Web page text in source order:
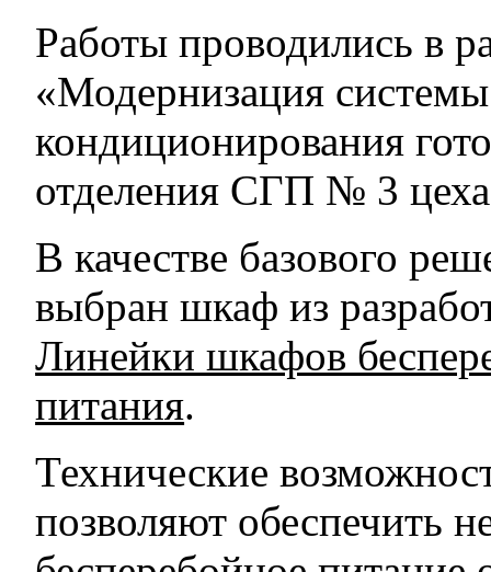
Работы проводились в
«Модернизация системы
кондиционирования
отделения СГП № 3
В качестве базового
выбран шкаф из
Линейки шкафов
питания.
Технические
позволяют обеспечить